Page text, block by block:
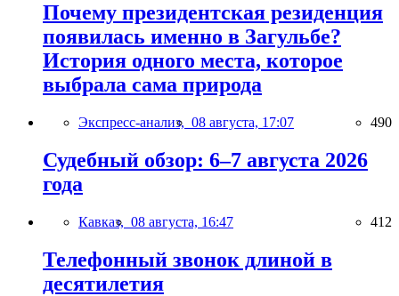
Почему президентская резиденция
появилась именно в Загульбе?
История одного места, которое
выбрала сама природа
Экспресс-анализ, 08 августа, 17:07 490
Судебный обзор: 6–7 августа 2026
года
Кавказ, 08 августа, 16:47 412
Телефонный звонок длиной в
десятилетия